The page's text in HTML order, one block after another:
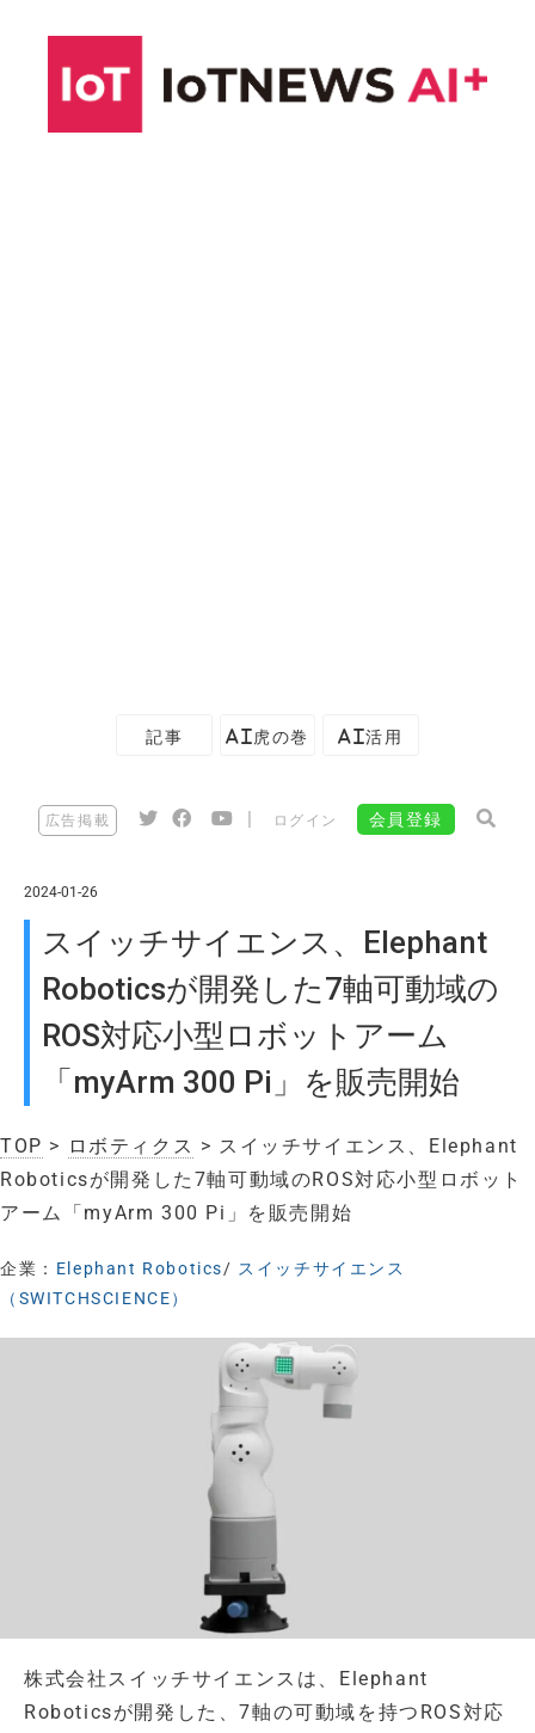
記事 AI虎の巻 AI活用
広告掲載 ログイン 会員登録
2024-01-26
スイッチサイエンス、Elephant
Roboticsが開発した7軸可動域の
ROS対応小型ロボットアーム
「myArm 300 Pi」を販売開始
TOP > ロボティクス > スイッチサイエンス、Elephant
Roboticsが開発した7軸可動域のROS対応小型ロボット
アーム「myArm 300 Pi」を販売開始
企業： Elephant Robotics/ スイッチサイエンス
（SWITCHSCIENCE）
株式会社スイッチサイエンスは、Elephant
Roboticsが開発した、7軸の可動域を持つROS対応